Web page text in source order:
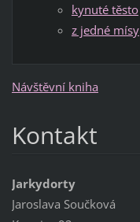
kynuté těsto
z jedné mísy
Návštěvní kniha
Kontakt
Jarkydorty
Jaroslava Součková